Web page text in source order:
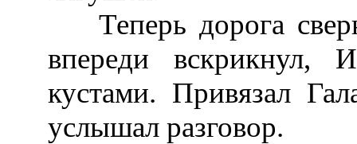
Теперь дорога
впереди вскрикнул,
кустами. Привязал
услышал разговор.